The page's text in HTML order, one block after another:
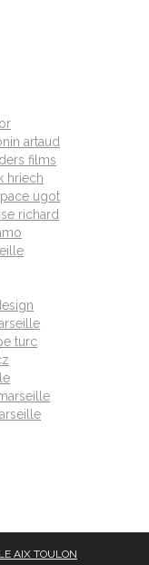
artaud
films
hriech
ugot
richard
turc
AIX TOULON